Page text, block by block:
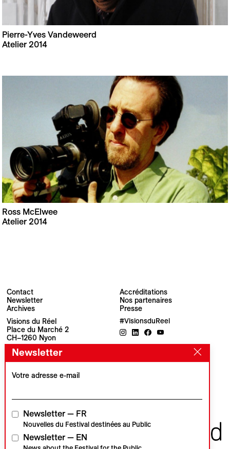
Pierre-Yves Vandeweerd
Atelier 2014
Ross McElwee
Atelier 2014
Contact
Newsletter
Archives
Accréditations
Nos partenaires
Presse
Visions du Réel
Place du Marché 2
CH–1260 Nyon
#VisionsduReel
Partenaire principal Partenaire média
Newsletter
Votre adresse e-mail
Newsletter — FR
Nouvelles du Festival destinées au Public
Newsletter — EN